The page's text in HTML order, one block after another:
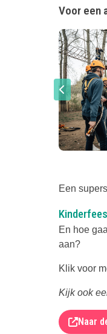
Voor een
Een
En hoe
aan?
Klik voor
Kijk ook
Naar